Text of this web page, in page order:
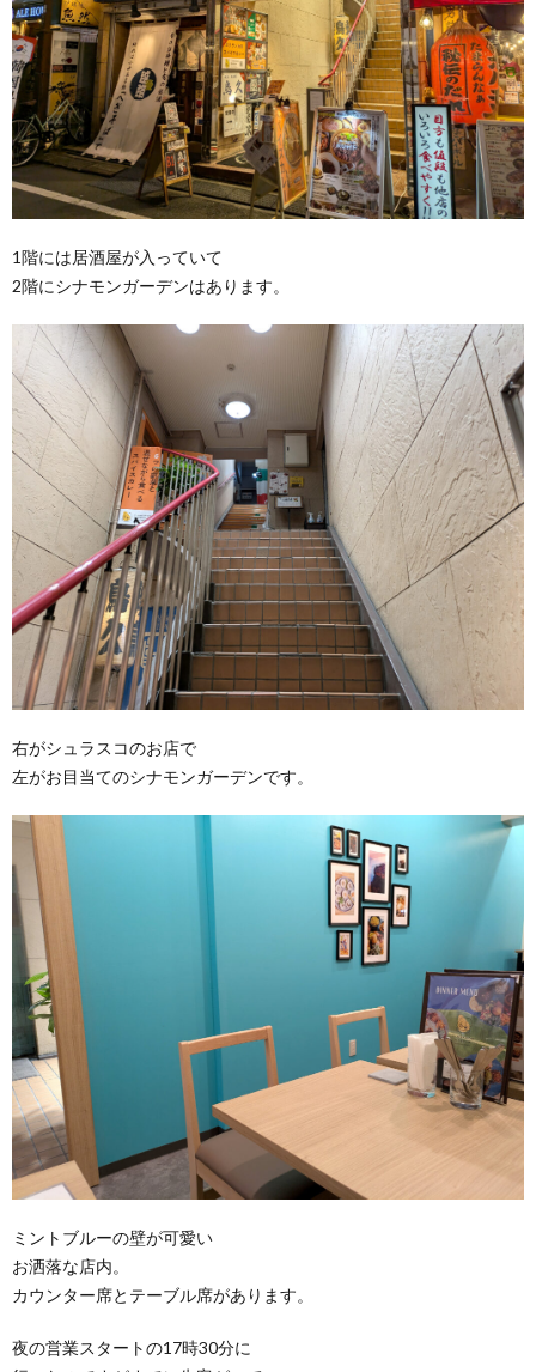
1階には居酒屋が入っていて
2階にシナモンガーデンはあります。
右がシュラスコのお店で
左がお目当てのシナモンガーデンです。
ミントブルーの壁が可愛い
お洒落な店内。
カウンター席とテーブル席があります。
夜の営業スタートの17時30分に